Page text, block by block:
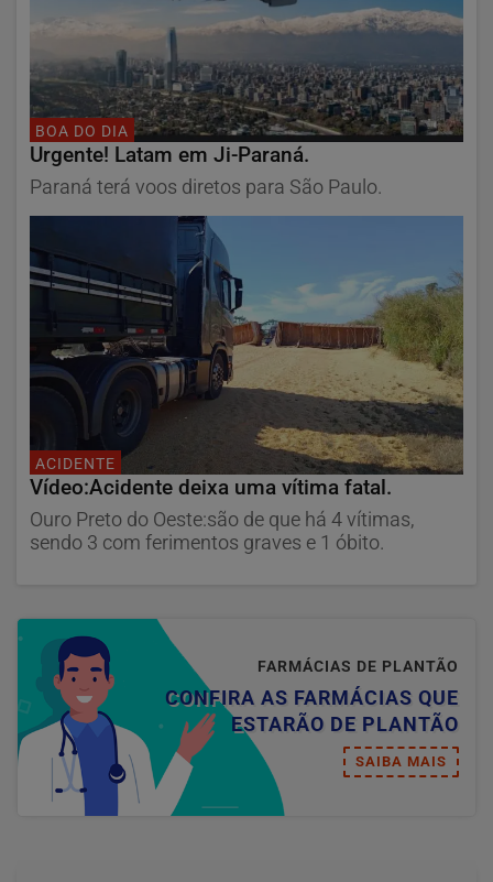
BOA DO DIA
Urgente! Latam em Ji-Paraná.
Paraná terá voos diretos para São Paulo.
ACIDENTE
Vídeo:Acidente deixa uma vítima fatal.
Ouro Preto do Oeste:são de que há 4 vítimas,
sendo 3 com ferimentos graves e 1 óbito.
FARMÁCIAS DE PLANTÃO
CONFIRA AS FARMÁCIAS QUE
ESTARÃO DE PLANTÃO
SAIBA MAIS